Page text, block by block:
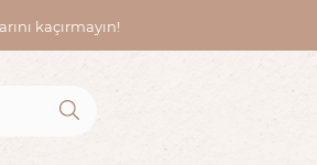
kaçırmayın!